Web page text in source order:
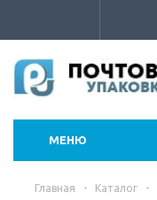
МЕНЮ
Главная - Каталог -